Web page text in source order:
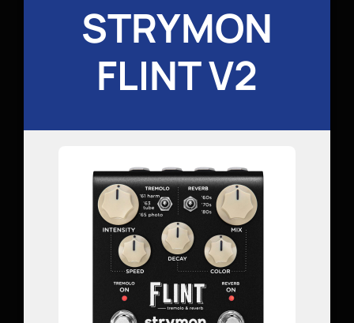
STRYMON
FLINT V2